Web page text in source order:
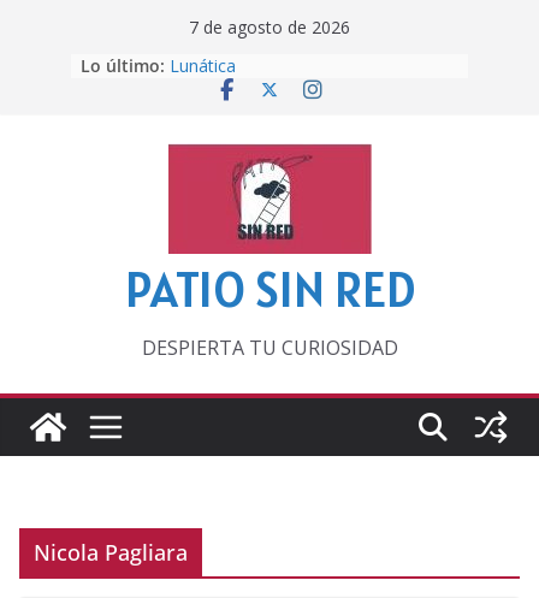
7 de agosto de 2026
Lo último: Lunática
Pero, hasta entonces…
‘La broma infinita’ de recomendar
lecturas veraniegas
Otra del Mundial
PATIO SIN RED
DESPIERTA TU CURIOSIDAD
Nicola Pagliara